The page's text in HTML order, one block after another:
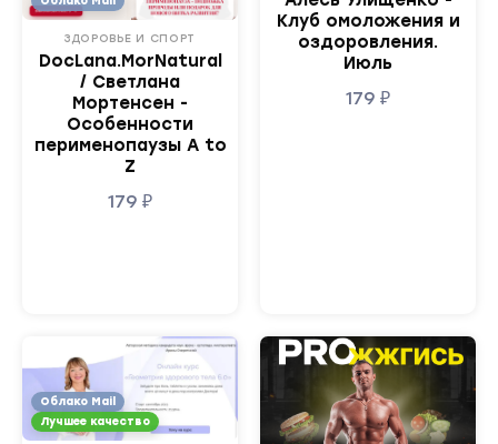
ЗДОРОВЬЕ И СПОРТ
DocLana.MorNatural
/ Светлана
Мортенсен -
Особенности
перименопаузы A to
Z
179 ₽
Клуб омоложения и
оздоровления.
Июль
179 ₽
Облако Mail
Лучшее качество